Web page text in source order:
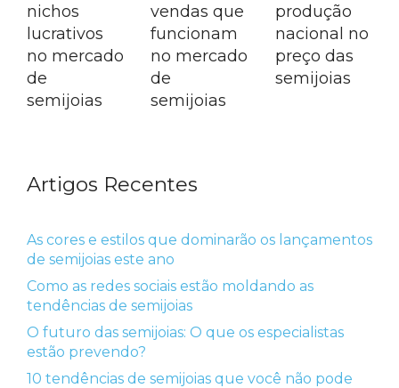
nichos
lucrativos
no mercado
de
semijoias
vendas que
funcionam
no mercado
de
semijoias
produção
nacional no
preço das
semijoias
Artigos Recentes
As cores e estilos que dominarão os lançamentos
de semijoias este ano
Como as redes sociais estão moldando as
tendências de semijoias
O futuro das semijoias: O que os especialistas
estão prevendo?
10 tendências de semijoias que você não pode